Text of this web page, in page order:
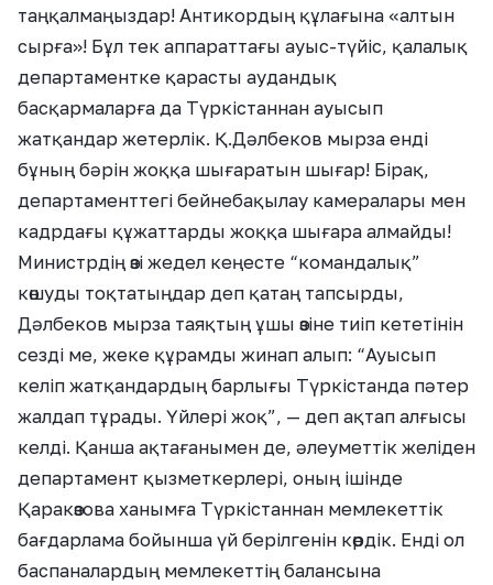
таңқалмаңыздар! Антикордың құлағына «алтын
сырға»! Бұл тек аппараттағы ауыс-түйіс, қалалық
департаментке қарасты аудандық
басқармаларға да Түркістаннан ауысып
жатқандар жетерлік. Қ.Дәлбеков мырза енді
бұның бәрін жоққа шығаратын шығар! Бірақ,
департаменттегі бейнебақылау камералары мен
кадрдағы құжаттарды жоққа шығара алмайды!
Министрдің өзі жедел кеңесте “командалық”
көшуды тоқтатыңдар деп қатаң тапсырды,
Дәлбеков мырза таяқтың ұшы өзіне тиіп кететінін
сезді ме, жеке құрамды жинап алып: “Ауысып
келіп жатқандардың барлығы Түркістанда пәтер
жалдап тұрады. Үйлері жоқ”, — деп ақтап алғысы
келді. Қанша ақтағанымен де, әлеуметтік желіден
департамент қызметкерлері, оның ішінде
Қаракөзова ханымға Түркістаннан мемлекеттік
бағдарлама бойынша үй берілгенін көрдік. Енді ол
баспаналардың мемлекеттің балансына